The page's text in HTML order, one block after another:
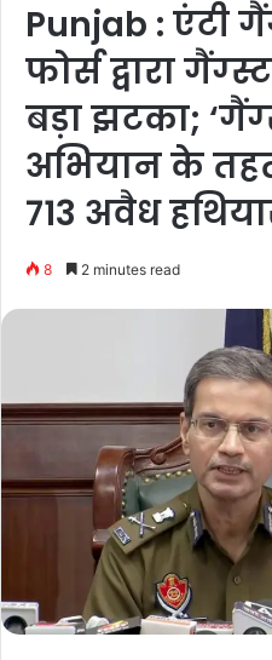
Punjab : एंटी
फोर्स द्वारा
बड़ा झटका;
अभियान के
713 अवैध
8 2 minutes read